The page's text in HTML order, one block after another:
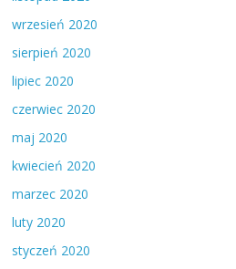
wrzesień 2020
sierpień 2020
lipiec 2020
czerwiec 2020
maj 2020
kwiecień 2020
marzec 2020
luty 2020
styczeń 2020